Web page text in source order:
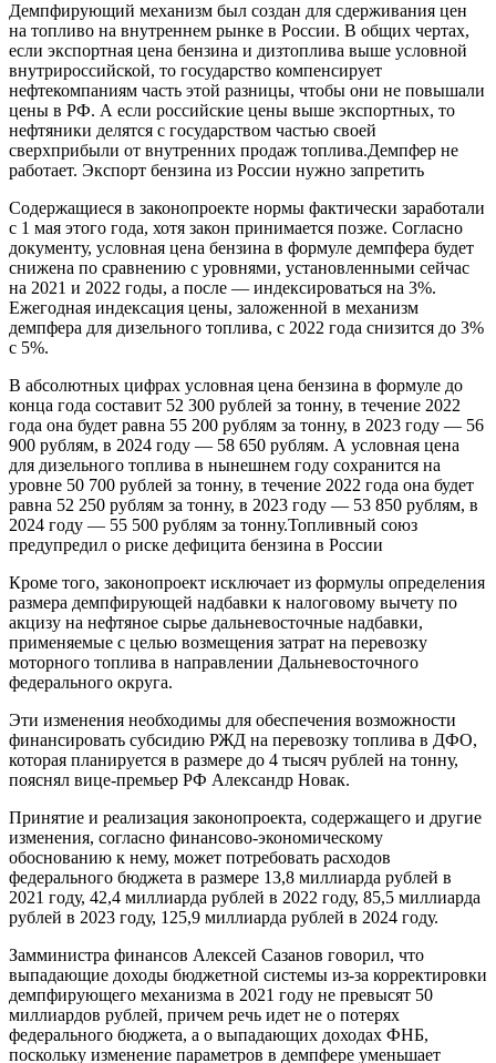
Демпфирующий механизм был создан для сдерживания цен
на топливо на внутреннем рынке в России. В общих чертах,
если экспортная цена бензина и дизтоплива выше условной
внутрироссийской, то государство компенсирует
нефтекомпаниям часть этой разницы, чтобы они не повышали
цены в РФ. А если российские цены выше экспортных, то
нефтяники делятся с государством частью своей
сверхприбыли от внутренних продаж топлива.Демпфер не
работает. Экспорт бензина из России нужно запретить
Содержащиеся в законопроекте нормы фактически заработали
с 1 мая этого года, хотя закон принимается позже. Согласно
документу, условная цена бензина в формуле демпфера будет
снижена по сравнению с уровнями, установленными сейчас
на 2021 и 2022 годы, а после — индексироваться на 3%.
Ежегодная индексация цены, заложенной в механизм
демпфера для дизельного топлива, с 2022 года снизится до 3%
с 5%.
В абсолютных цифрах условная цена бензина в формуле до
конца года составит 52 300 рублей за тонну, в течение 2022
года она будет равна 55 200 рублям за тонну, в 2023 году — 56
900 рублям, в 2024 году — 58 650 рублям. А условная цена
для дизельного топлива в нынешнем году сохранится на
уровне 50 700 рублей за тонну, в течение 2022 года она будет
равна 52 250 рублям за тонну, в 2023 году — 53 850 рублям, в
2024 году — 55 500 рублям за тонну.Топливный союз
предупредил о риске дефицита бензина в России
Кроме того, законопроект исключает из формулы определения
размера демпфирующей надбавки к налоговому вычету по
акцизу на нефтяное сырье дальневосточные надбавки,
применяемые с целью возмещения затрат на перевозку
моторного топлива в направлении Дальневосточного
федерального округа.
Эти изменения необходимы для обеспечения возможности
финансировать субсидию РЖД на перевозку топлива в ДФО,
которая планируется в размере до 4 тысяч рублей на тонну,
пояснял вице-премьер РФ Александр Новак.
Принятие и реализация законопроекта, содержащего и другие
изменения, согласно финансово-экономическому
обоснованию к нему, может потребовать расходов
федерального бюджета в размере 13,8 миллиарда рублей в
2021 году, 42,4 миллиарда рублей в 2022 году, 85,5 миллиарда
рублей в 2023 году, 125,9 миллиарда рублей в 2024 году.
Замминистра финансов Алексей Сазанов говорил, что
выпадающие доходы бюджетной системы из-за корректировки
демпфирующего механизма в 2021 году не превысят 50
миллиардов рублей, причем речь идет не о потерях
федерального бюджета, а о выпадающих доходах ФНБ,
поскольку изменение параметров в демпфере уменьшает